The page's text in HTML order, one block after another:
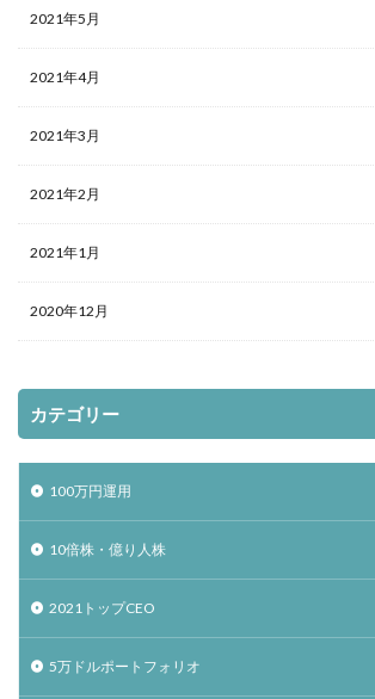
2021年5月
2021年4月
2021年3月
2021年2月
2021年1月
2020年12月
カテゴリー
100万円運用
10倍株・億り人株
2021トップCEO
5万ドルポートフォリオ